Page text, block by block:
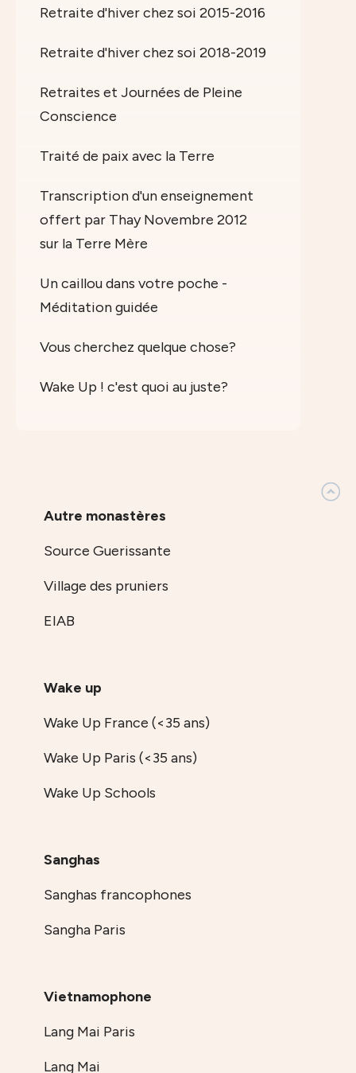
Retraite d'hiver chez soi 2015-2016
Retraite d'hiver chez soi 2018-2019
Retraites et Journées de Pleine
Conscience
Traité de paix avec la Terre
Transcription d'un enseignement
offert par Thay Novembre 2012
sur la Terre Mère
Un caillou dans votre poche -
Méditation guidée
Vous cherchez quelque chose?
Wake Up ! c'est quoi au juste?
Autre monastères
Source Guerissante
Village des pruniers
EIAB
Wake up
Wake Up France (<35 ans)
Wake Up Paris (<35 ans)
Wake Up Schools
Sanghas
Sanghas francophones
Sangha Paris
Vietnamophone
Lang Mai Paris
Lang Mai